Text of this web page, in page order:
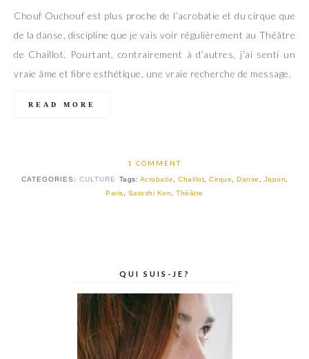
Chouf Ouchouf est plus proche de l’acrobatie et du cirque que
de la danse, discipline que je vais voir régulièrement au Théâtre
de Chaillot. Pourtant, contrairement à d’autres, j’ai senti un
vraie âme et fibre esthétique, une vraie recherche de message.
READ MORE
1 COMMENT
CATEGORIES: CULTURE Tags: Acrobatie Chaillot Cirque Danse Japon
Paris
Satoshi Kon ,Théâtre
QUI SUIS-JE?